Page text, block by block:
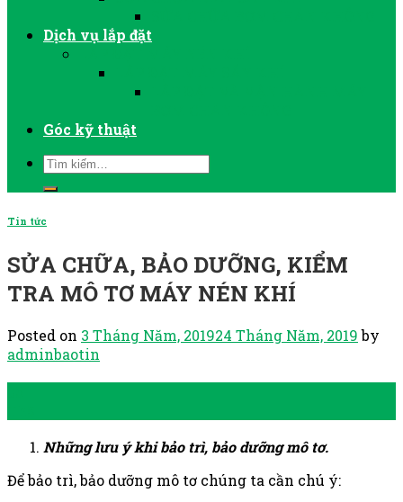
Dịch vụ lắp đặt
Góc kỹ thuật
Tin tức
SỬA CHỮA, BẢO DƯỠNG, KIỂM
TRA MÔ TƠ MÁY NÉN KHÍ
Posted on 3 Tháng Năm, 201924 Tháng Năm, 2019by
adminbaotin
Những lưu ý khi bảo trì, bảo dưỡng mô tơ.
Để bảo trì, bảo dưỡng mô tơ chúng ta cần chú ý: